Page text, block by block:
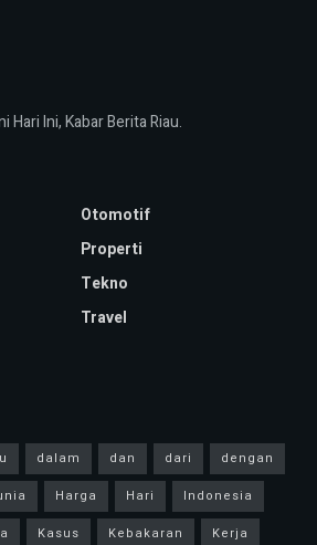
Hari Ini, Kabar Berita Riau.
Otomotif
Properti
Tekno
Travel
dalam dan dari
dengan
Harga Hari
Indonesia
Kasus Kebakaran
Kerja